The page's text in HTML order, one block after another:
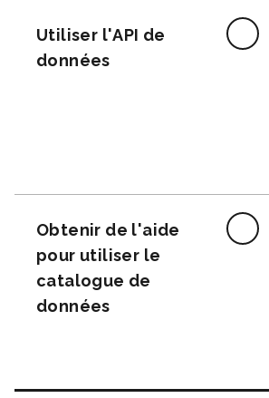
Utiliser l'API de
données
Obtenir de l'aide
pour utiliser le
catalogue de
données